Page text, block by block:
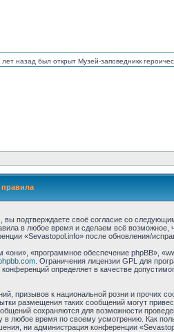
назад был открыт Музей-заповедникк
подтверждаете своё согласие со
в любое время и сделаем всё
«Sevastopol.info» после обновления/
«программное обеспечение phpBB»,
. Ограничения лицензии GPL для
определяет в качестве
призывов к национальной розни и прочих
размещения таких сообщений могут
сохраняются для возможности
любое время по своему усмотрению. Как
ни администрация конференции